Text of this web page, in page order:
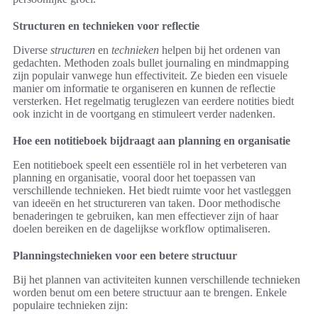
Structuren en technieken voor reflectie
Diverse structuren en technieken helpen bij het ordenen van
gedachten. Methoden zoals bullet journaling en mindmapping
zijn populair vanwege hun effectiviteit. Ze bieden een visuele
manier om informatie te organiseren en kunnen de reflectie
versterken. Het regelmatig teruglezen van eerdere notities biedt
ook inzicht in de voortgang en stimuleert verder nadenken.
Hoe een notitieboek bijdraagt aan planning en organisatie
Een notitieboek speelt een essentiële rol in het verbeteren van
planning en organisatie, vooral door het toepassen van
verschillende technieken. Het biedt ruimte voor het vastleggen
van ideeën en het structureren van taken. Door methodische
benaderingen te gebruiken, kan men effectiever zijn of haar
doelen bereiken en de dagelijkse workflow optimaliseren.
Planningstechnieken voor een betere structuur
Bij het plannen van activiteiten kunnen verschillende technieken
worden benut om een betere structuur aan te brengen. Enkele
populaire technieken zijn: